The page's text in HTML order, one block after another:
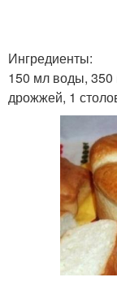
Ингредиенты:
150 мл воды, 350
дрожжей, 1